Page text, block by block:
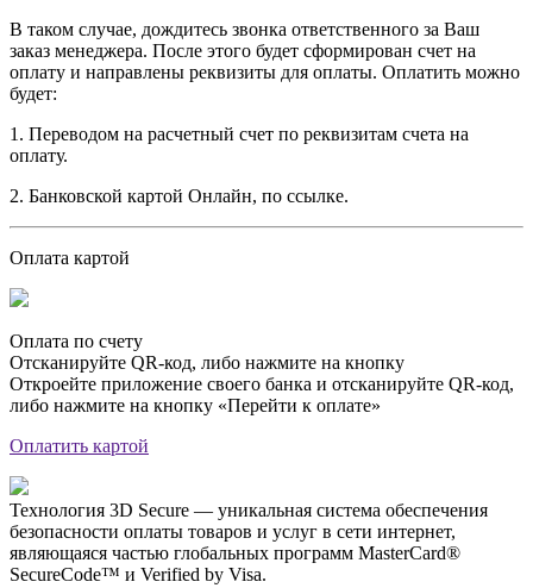
В таком случае, дождитесь звонка ответственного за Ваш
заказ менеджера. После этого будет сформирован счет на
оплату и направлены реквизиты для оплаты. Оплатить можно
будет:
1. Переводом на расчетный счет по реквизитам счета на
оплату.
2. Банковской картой Онлайн, по ссылке.
Оплата картой
Оплата по счету
Отсканируйте QR-код, либо нажмите на кнопку
Откроейте приложение своего банка и отсканируйте QR-код,
либо нажмите на кнопку «Перейти к оплате»
Оплатить картой
Технология 3D Secure — уникальная система обеспечения
безопасности оплаты товаров и услуг в сети интернет,
являющаяся частью глобальных программ MasterCard®
SecureCode™ и Verified by Visa.